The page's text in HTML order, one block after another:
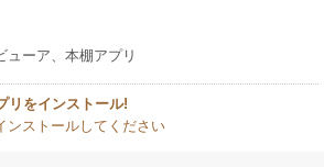
ューア、本棚アプリ
リをインストール!
ンストールしてください